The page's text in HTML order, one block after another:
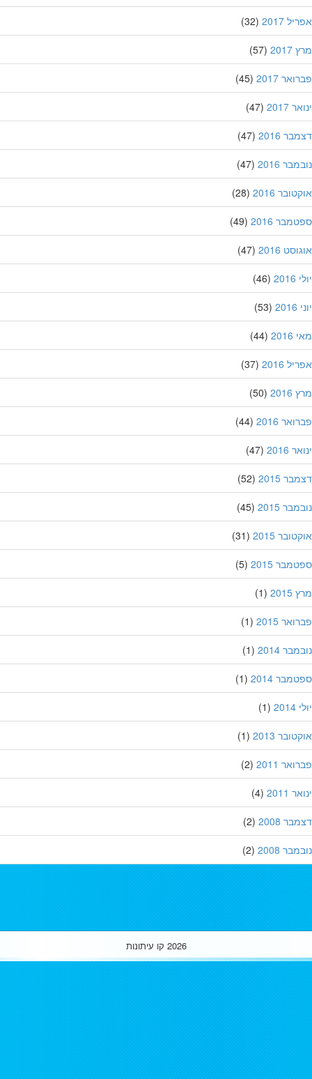
2017
(32)
(57)
2017
(45)
2017
(47)
2016
(47)
2016
(47)
2016
(28)
2016
(49)
2016
(47)
(46)
(53)
(44)
2016
(37)
(50)
2016
(44)
2016
(47)
2015
(52)
2015
(45)
2015
(31)
2015
(5)
(1)
2015
(1)
2014
(1)
2014
(1)
(1)
2013
(1)
2011
(2)
2011
(4)
2008
(2)
2008
(2)
2026 קו עיתונות